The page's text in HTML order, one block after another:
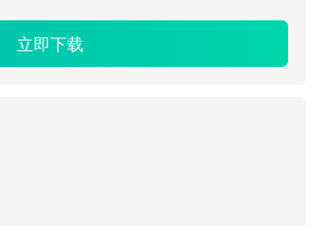
立即下载